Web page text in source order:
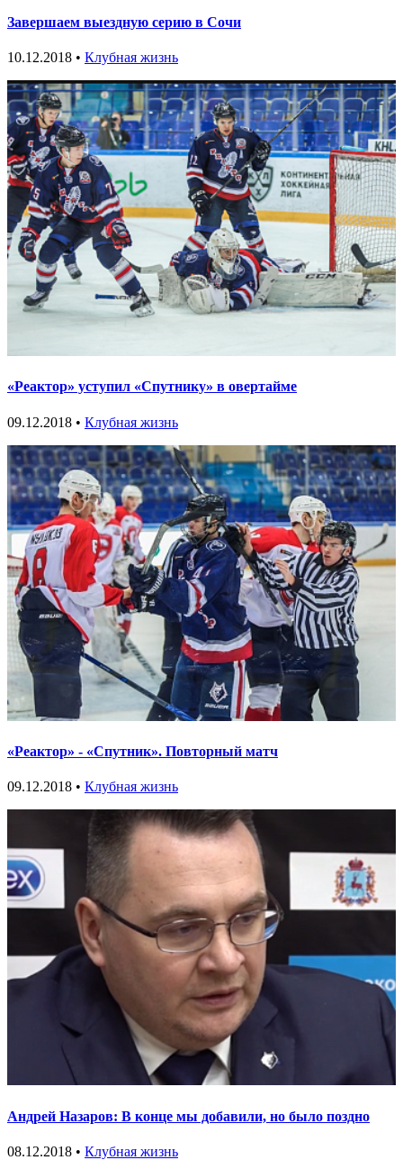
Завершаем выездную серию в Сочи
10.12.2018 • Клубная жизнь
«Реактор» уступил «Спутнику» в овертайме
09.12.2018 • Клубная жизнь
«Реактор» - «Спутник». Повторный матч
09.12.2018 • Клубная жизнь
Андрей Назаров: В конце мы добавили, но было поздно
08.12.2018 • Клубная жизнь